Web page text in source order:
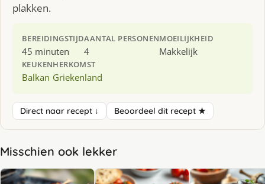
plakken.
BEREIDINGSTIJD
45 minuten
AANTAL PERSONEN
4
MOEILIJKHEID
Makkelijk
KEUKEN
Balkan
HERKOMST
Griekenland
Direct naar recept ↓ Beoordeel dit recept ★
Misschien ook lekker